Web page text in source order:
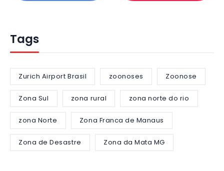
Tags
Zurich Airport Brasil zoonoses Zoonose
Zona Sul zona rural zona norte do rio
zona Norte Zona Franca de Manaus
Zona de Desastre Zona da Mata MG